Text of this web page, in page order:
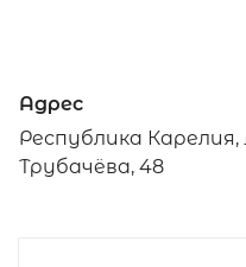
Адрес
Республика Карелия,
Трубачёва, 48